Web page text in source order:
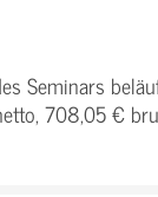
Seminars
708,05 €